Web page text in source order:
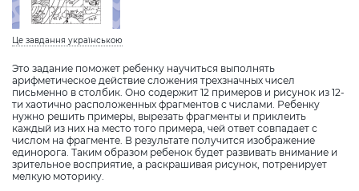
Це завдання українською
Это задание поможет ребенку научиться выполнять
арифметическое действие сложения трехзначных чисел
письменно в столбик. Оно содержит 12 примеров и рисунок из 12-
ти хаотично расположенных фрагментов с числами. Ребенку
нужно решить примеры, вырезать фрагменты и приклеить
каждый из них на место того примера, чей ответ совпадает с
числом на фрагменте. В результате получится изображение
единорога. Таким образом ребенок будет развивать внимание и
зрительное восприятие, а раскрашивая рисунок, потренирует
мелкую моторику.